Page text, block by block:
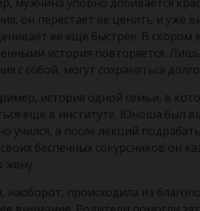
он перестает ее ценить и уже
ее еще быстрее. В
история повторяется.
с собой, могут сохраняться
история одной семьи, в
еще в институте. Юноша был
учился, а после лекций
беспечных сокурсников он
жену.
наоборот, происходила из